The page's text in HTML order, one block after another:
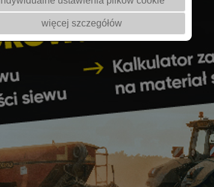
więcej szczegółów